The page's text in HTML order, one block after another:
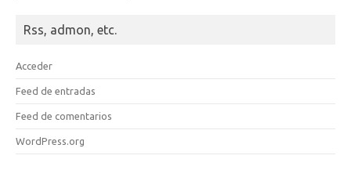
Rss, admon, etc.
Acceder
Feed de entradas
Feed de comentarios
WordPress.org